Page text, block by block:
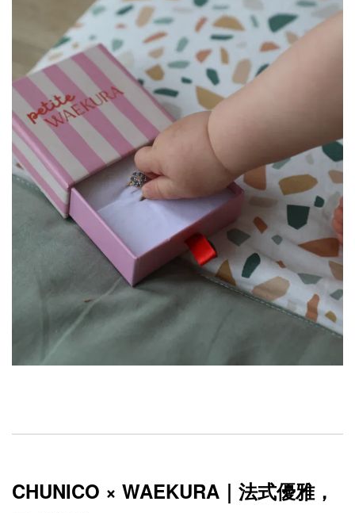
CHUNICO × WAEKURA｜法式優雅，